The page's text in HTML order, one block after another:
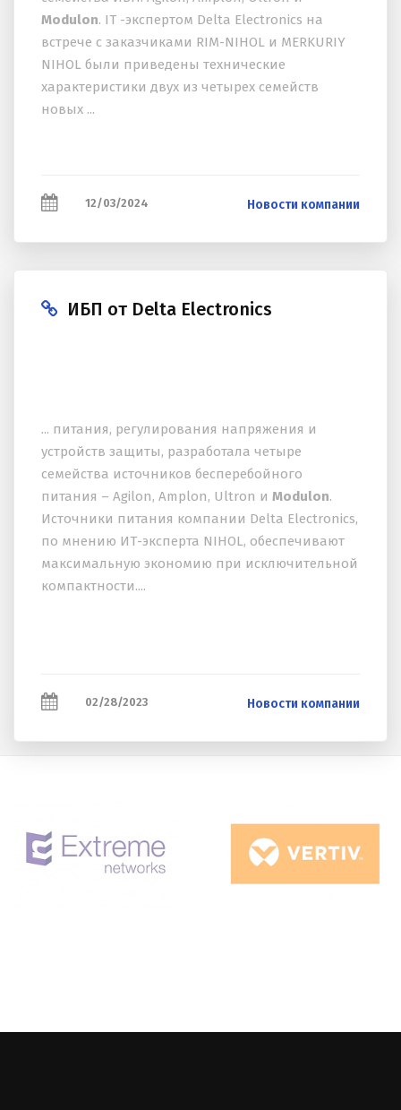
Modulon. IT -экспертом Delta Electronics на
встрече с заказчиками RIM-NIHOL и MERKURIY
NIHOL были приведены технические
характеристики двух из четырех семейств
новых ...
12/03/2024 Новости компании
ИБП от Delta Electronics
... питания, регулирования напряжения и
устройств защиты, разработала четыре
семейства источников бесперебойного
питания – Agilon, Amplon, Ultron и Modulon.
Источники питания компании Delta Electronics,
по мнению ИТ-эксперта NIHOL, обеспечивают
максимальную экономию при исключительной
компактности....
02/28/2023 Новости компании